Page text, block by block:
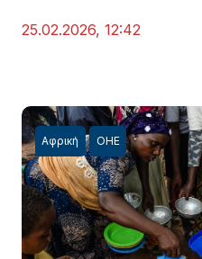
25.02.2026, 12:42
Αφρική ΟΗΕ